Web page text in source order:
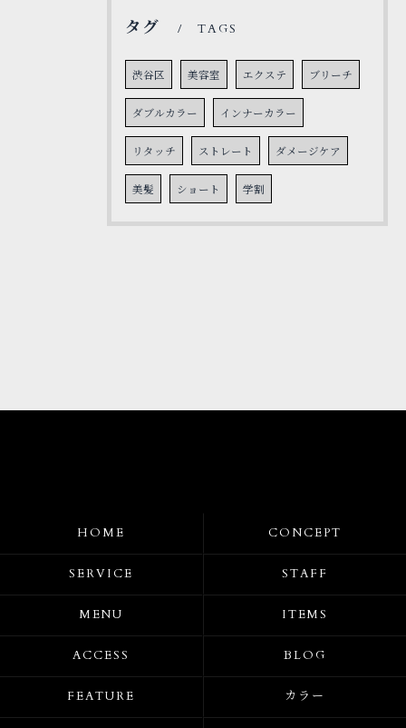
タグ TAGS
渋谷区 美容室 エクステ ブリーチ
ダブルカラー インナーカラー
リタッチ ストレート ダメージケア
美髪 ショート 学割
HOME CONCEPT
SERVICE STAFF
MENU ITEMS
ACCESS BLOG
FEATURE カラー